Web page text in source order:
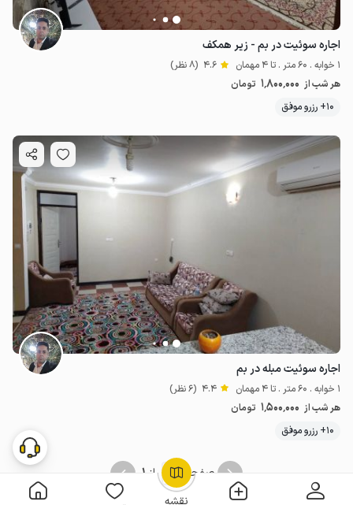
نقشه
OpenStreetMap
اجاره سوئیت در بم - زیر همکف
1 خوابه . 60 متر . تا 4 مهمان 4.6 (8 نظر)
هر شب از 1٬800٬000 تومان
10+ رزرو موفق
اجاره سوئیت مبله در بم
1 خوابه . 60 متر . تا 4 مهمان 4.4 (6 نظر)
هر شب از 1٬500٬000 تومان
10+ رزرو موفق
صفحه 1 از 1